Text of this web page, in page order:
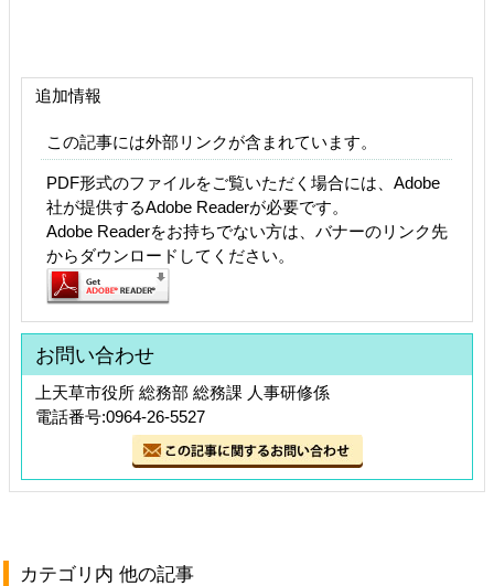
追加情報
この記事には外部リンクが含まれています。
PDF形式のファイルをご覧いただく場合には、Adobe
社が提供するAdobe Readerが必要です。
Adobe Readerをお持ちでない方は、バナーのリンク先
からダウンロードしてください。
お問い合わせ
上天草市役所 総務部 総務課 人事研修係
電話番号:0964-26-5527
カテゴリ内 他の記事